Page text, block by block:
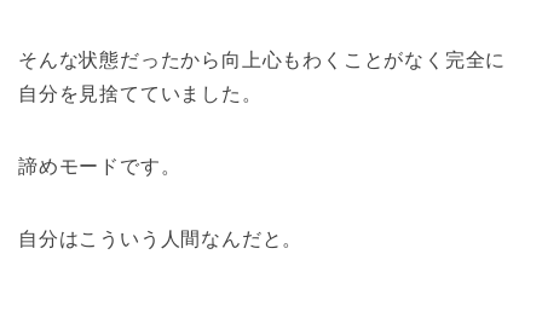
そんな状態だったから向上心もわくことがなく完全に
自分を見捨てていました。
諦めモードです。
自分はこういう人間なんだと。